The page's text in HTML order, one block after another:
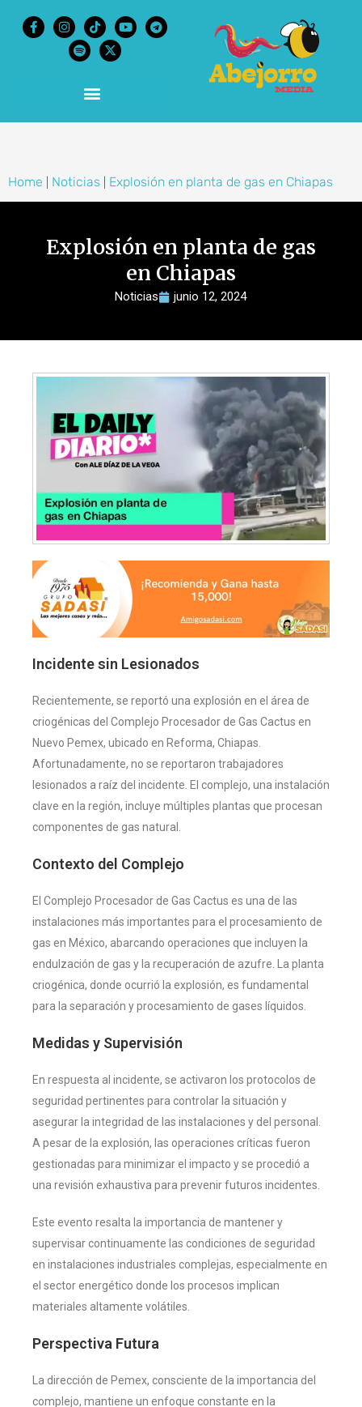
Home Noticias Explosión en planta de gas en Chiapas
Explosión en planta de gas
en Chiapas
Noticias junio 12, 2024
Incidente sin Lesionados
Recientemente, se reportó una explosión en el área de
criogénicas del Complejo Procesador de Gas Cactus en
Nuevo Pemex, ubicado en Reforma, Chiapas.
Afortunadamente, no se reportaron trabajadores
lesionados a raíz del incidente. El complejo, una instalación
clave en la región, incluye múltiples plantas que procesan
componentes de gas natural.
Contexto del Complejo
El Complejo Procesador de Gas Cactus es una de las
instalaciones más importantes para el procesamiento de
gas en México, abarcando operaciones que incluyen la
endulzación de gas y la recuperación de azufre. La planta
criogénica, donde ocurrió la explosión, es fundamental
para la separación y procesamiento de gases líquidos.
Medidas y Supervisión
En respuesta al incidente, se activaron los protocolos de
seguridad pertinentes para controlar la situación y
asegurar la integridad de las instalaciones y del personal.
A pesar de la explosión, las operaciones críticas fueron
gestionadas para minimizar el impacto y se procedió a
una revisión exhaustiva para prevenir futuros incidentes.
Este evento resalta la importancia de mantener y
supervisar continuamente las condiciones de seguridad
en instalaciones industriales complejas, especialmente en
el sector energético donde los procesos implican
materiales altamente volátiles.
Perspectiva Futura
La dirección de Pemex, consciente de la importancia del
complejo, mantiene un enfoque constante en la